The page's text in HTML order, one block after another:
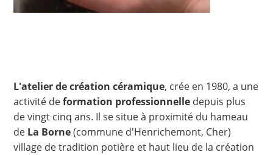
L'atelier de création céramique, crée en 1980, a une
activité deformation professionnelle depuis plus
de vingt cinq ans. Il se situe à proximité du hameau
de La Borne(commune d'Henrichemont, Cher)
village de tradition potière et haut lieu de la création